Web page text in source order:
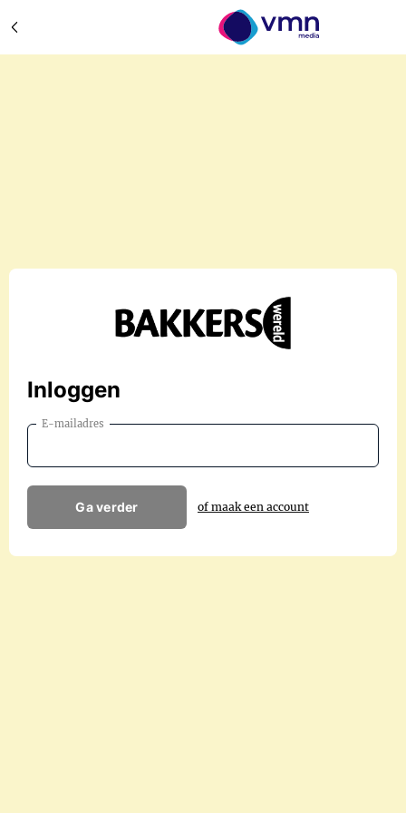
Inloggen
E-mailadres
Ga verder of maak een account